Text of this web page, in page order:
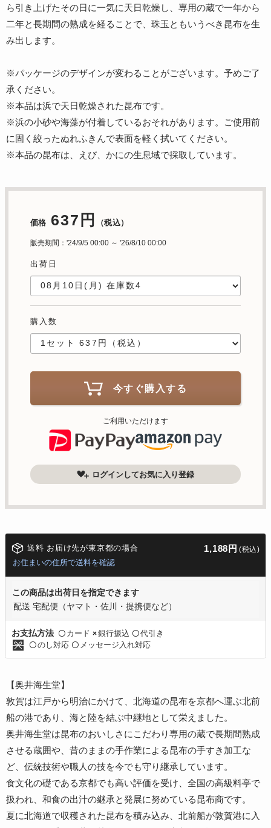
ら引き上げたその日に一気に天日乾燥し、専用の蔵で一年から
二年と長期間の熟成を経ることで、珠玉ともいうべき昆布を生
み出します。
※パッケージのデザインが変わることがございます。予めご了
承ください。
※本品は浜で天日乾燥された昆布です。
※浜の小砂や海藻が付着しているおそれがあります。ご使用前
に固く絞ったぬれふきんで表面を軽く拭いてください。
※本品の昆布は、えび、かにの生息域で採取しています。
価格 637円 （税込）
販売期間：'24/9/5 00:00 ～ '26/8/10 00:00
出荷日
購入数
今すぐ購入する
ご利用いただけます
ログインしてお気に入り登録
送料 お届け先が東京都の場合 1,188円 (税込)
お住まいの住所で送料を確認
この商品は出荷日を指定できます
配送 宅配便（ヤマト・佐川・提携便など）
お支払方法 〇 カード ×銀行振込 〇代引き
〇のし対応 〇 メッセージ入れ対応
【奥井海生堂】
敦賀は江戸から明治にかけて、北海道の昆布を京都へ運ぶ北前
船の港であり、海と陸を結ぶ中継地として栄えました。
奥井海生堂は昆布のおいしさにこだわり専用の蔵で長期間熟成
させる蔵囲や、昔のままの手作業による昆布の手すき加工な
ど、伝統技術や職人の技を今でも守り継承しています。
食文化の礎である京都でも高い評価を受け、全国の高級料亭で
扱われ、和食の出汁の継承と発展に努めている昆布商です。
夏に北海道で収穫された昆布を積み込み、北前船が敦賀港に入